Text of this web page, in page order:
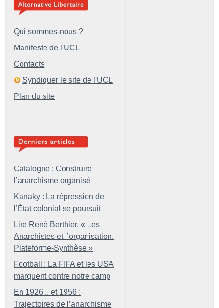
Qui sommes-nous ?
Manifeste de l'UCL
Contacts
Syndiquer le site de l'UCL
Plan du site
Catalogne : Construire
l’anarchisme organisé
Kanaky : La répression de
l’État colonial se poursuit
Lire René Berthier, « Les
Anarchistes et l’organisation.
Plateforme-Synthèse »
Football : La FIFA et les USA
marquent contre notre camp
En 1926... et 1956 :
Trajectoires de l’anarchisme